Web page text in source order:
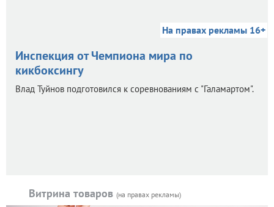
На правах рекламы 16+
Инспекция от Чемпиона мира по
кикбоксингу
Влад Туйнов подготовился к соревнованиям с "Галамартом".
Витрина товаров (на правах рекламы)